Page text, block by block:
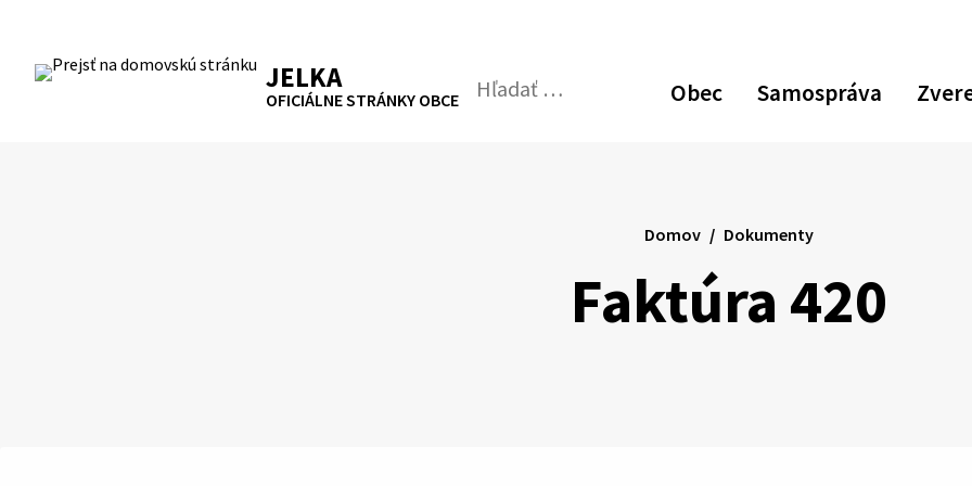
obsah
RSS Mapa Tlačiť
JELKA
OFICIÁLNE STRÁNKY OBCE Obec Samospráva
Hľadať:
Odoslať
Faktúra 420
Domov Dokumenty